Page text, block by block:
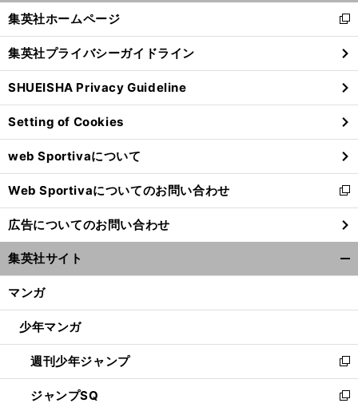
閉
る
集英社ホームページ
新
し
い
ウ
ィ
ン
ド
ウ
で
開
く
集英社プライバシーガイドライン
SHUEISHA Privacy Guideline
Setting of Cookies
web Sportivaについて
Web Sportivaについてのお問い合わせ
新
し
い
ウ
ィ
ン
ウ
開
く
広告についてのお問い合わせ
集英社サイト
マンガ
少年マンガ
週刊少年ジャンプ
新
し
い
ジャンプSQ
新